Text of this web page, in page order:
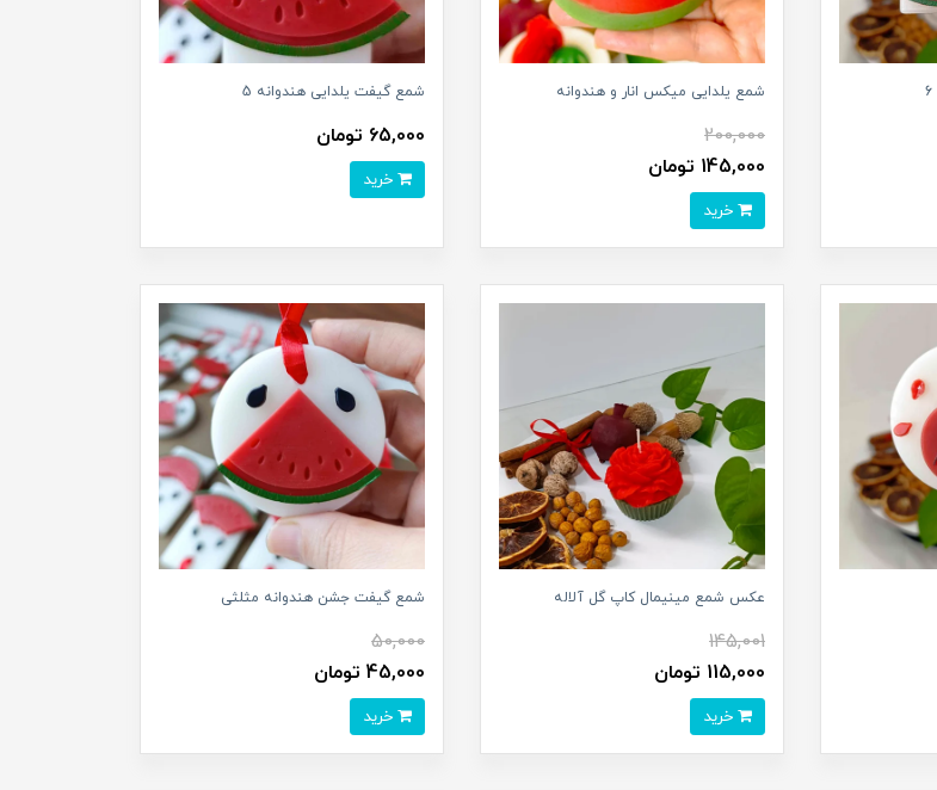
شمع یلدایی میکس انار و هندوانه
200,000
145,000 تومان
خرید
شمع گیفت یلدایی هندوانه 5
65,000 تومان
خرید
عکس شمع مینیمال کاپ گل آلاله
145,001
115,000 تومان
خرید
شمع گیفت جشن هندوانه مثلثی
50,000
45,000 تومان
خرید